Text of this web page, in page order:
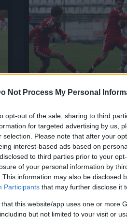
Not Process My Personal
opt-out of the sale, sharing to third
for targeted advertising by us,
selection. Please note that after your
interest-based ads based on
to third parties prior to your
of your personal information by
This information may also be disclosed
Participants that may further disclose it
that this website/app uses one or more
but not limited to your visit or
NB III: a Kisvárda és a
Meccseket pótoltak a